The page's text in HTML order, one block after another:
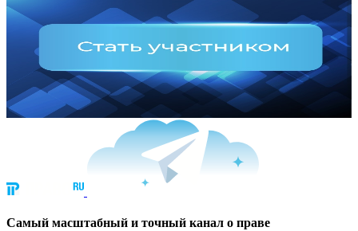
Cамый масштабный и точный канал о праве